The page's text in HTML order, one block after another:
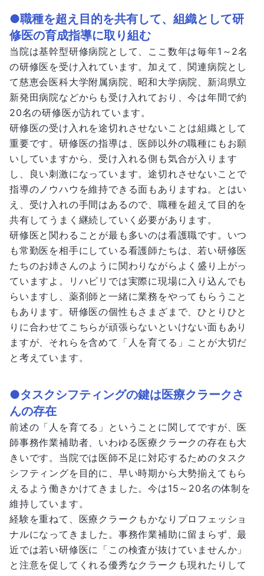
●職種を超え目的を共有して、組織として研
修医の育成指導に取り組む
当院は基幹型研修病院として、ここ数年は毎年1～2名
の研修医を受け入れています。加えて、関連病院とし
て慈恵会医科大学附属病院、昭和大学病院、新潟県立
新発田病院などからも受け入れており、今は年間で約
20名の研修医が訪れています。
研修医の受け入れを途切れさせないことは組織として
重要です。研修医の指導は、医師以外の職種にもお願
いしていますから、受け入れる側も気合が入ります
し、良い刺激になっています。途切れさせないことで
指導のノウハウを維持できる面もありますね。とはい
え、受け入れの手間はあるので、職種を超えて目的を
共有してうまく継続していく必要があります。
研修医と関わることが最も多いのは看護職です。いつ
も常勤医を相手にしている看護師たちは、若い研修医
たちのお姉さんのように関わりながらよく盛り上がっ
ていますよ。リハビリでは実際に現場に入り込んでも
らいますし、薬剤師と一緒に業務をやってもらうこと
もあります。研修医の個性もさまざまで、ひとりひと
りに合わせてこちらが頑張らないといけない面もあり
ますが、それらを含めて「人を育てる」ことが大切だ
と考えています。
●タスクシフティングの鍵は医療クラークさ
んの存在
前述の「人を育てる」ということに関してですが、医
師事務作業補助者、いわゆる医療クラークの存在も大
きいです。当院では医師不足に対応するためのタスク
シフティングを目的に、早い時期から大勢揃えてもら
えるよう働きかけてきました。今は15～20名の体制を
維持しています。
経験を重ねて、医療クラークもかなりプロフェッショ
ナルになってきました。事務作業補助に留まらず、最
近では若い研修医に「この検査が抜けていませんか」
と注意を促してくれる優秀なクラークも現れたりして